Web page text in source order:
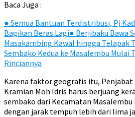
Baca Juga :
● Semua Bantuan Terdistribusi, Pj
Bagikan Beras Lagi● Berjibaku Bawa
Masakambing Kawal hingga Telapak
Sembako Kedua ke Masalembu Mulai
Rinciannya
Karena faktor geografis itu, Penjabat
Kramian Moh Idris harus berjuang
sembako dari Kecamatan
dengan jarak tempuh lebih dari lima